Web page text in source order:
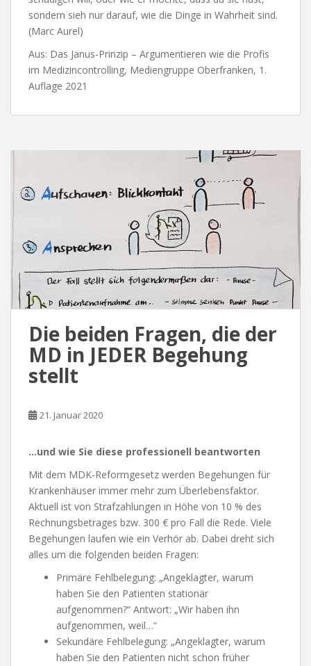
sondern sieh nur darauf, wie die Dinge in Wahrheit sind.
(Marc Aurel)
Aus: Das Janus-Prinzip – Argumentieren wie die Profis
im Medizincontrolling, Mediengruppe Oberfranken, 1.
Auflage 2021
Die beiden Fragen, die der
MD in JEDER Begehung
stellt
21. Januar 2020
…und wie Sie diese professionell beantworten
Mit dem MDK-Reformgesetz werden Begehungen für
Krankenhäuser immer mehr zum Überlebensfaktor.
Aktuell ist von Strafzahlungen in Höhe von 10 % des
Rechnungsbetrages bzw. 300 € pro Fall die Rede. Viele
Begehungen laufen wie ein Verhör ab. Dabei dreht sich
alles um die folgenden beiden Fragen:
Primäre Fehlbelegung: „Angeklagter, warum
haben Sie den Patienten stationär
aufgenommen?“ Antwort: „Wir haben ihn
aufgenommen, weil…“
Sekundäre Fehlbelegung: „Angeklagter, warum
haben Sie den Patienten nicht schon früher